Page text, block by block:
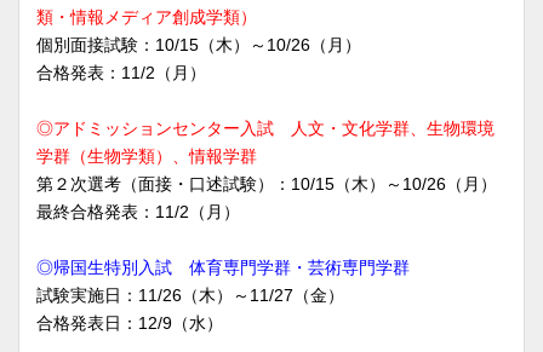
類・情報メディア創成学類）
個別面接試験：10/15（木）～10/26（月）
合格発表：11/2（月）
◎アドミッションセンター入試 人文・文化学群、生物環境
学群（生物学類）、情報学群
第２次選考（面接・口述試験）：10/15（木）～10/26（月）
最終合格発表：11/2（月）
◎帰国生特別入試 体育専門学群・芸術専門学群
試験実施日：11/26（木）～11/27（金）
合格発表日：12/9（水）